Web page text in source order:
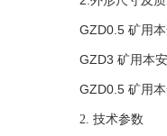
GZD0.5 矿用
GZD3 矿用本
GZD0.5 矿用
2. 技术参数